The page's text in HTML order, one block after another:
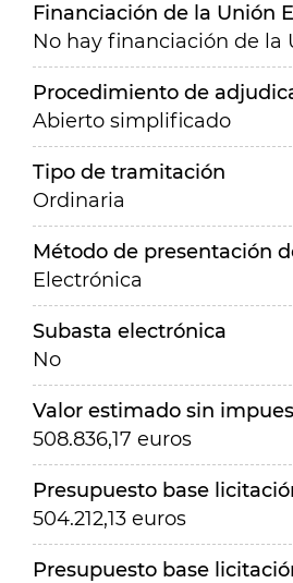
Financiación de la Unión
No hay financiación de la
Procedimiento de
Abierto simplificado
Tipo de tramitación
Ordinaria
Método de presentación
Electrónica
Subasta electrónica
No
Valor estimado sin
508.836,17 euros
Presupuesto base
504.212,13 euros
Presupuesto base